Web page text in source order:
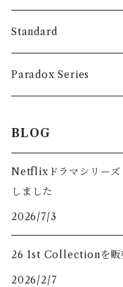
T-shirts
Long sleeve
Accessory
Tops
T-shirts
Hoodie
Sweat
Accessory
Standard
Tops
Long Sleeve
Paradox Series
Long Sleeve
BLOG
Netflixドラマシリーズ
しました
2026/7/3
26 1st Collectionを販
2026/2/7